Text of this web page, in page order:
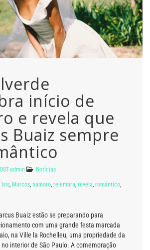
início de
e revela que
Buaiz sempre
admin Notícias
Isis Marcos namoro relembra revela romântico
Buaiz estão se preparando para
com uma grande festa marcada
na Ville la Rochelleu, uma propriedade da
interior de São Paulo. A comemoração